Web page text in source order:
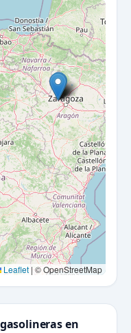
Leaflet | © OpenStreetMap
en